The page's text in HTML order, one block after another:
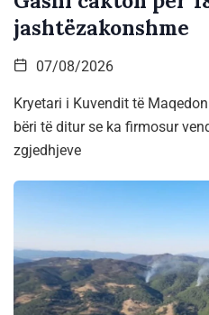
jashtëzakonshme
07/08/2026
Kryetari i Kuvendit të
bëri të ditur se ka firmosur
zgjedhjeve